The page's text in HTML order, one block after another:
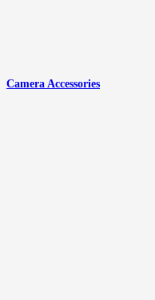
Camera Accessories